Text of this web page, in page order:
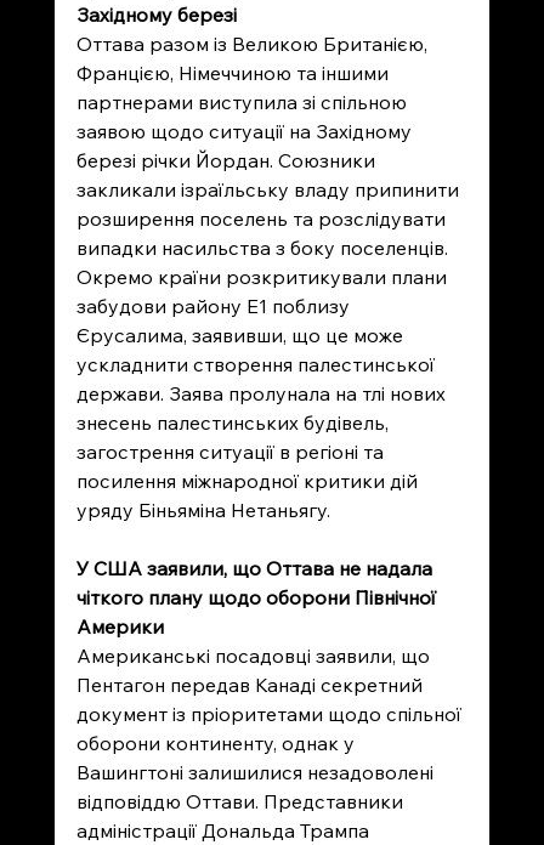
Західному березі
Оттава разом із Великою Британією,
Францією, Німеччиною та іншими
партнерами виступила зі спільною
заявою щодо ситуації на Західному
березі річки Йордан. Союзники
закликали ізраїльську владу припинити
розширення поселень та розслідувати
випадки насильства з боку поселенців.
Окремо країни розкритикували плани
забудови району E1 поблизу
Єрусалима, заявивши, що це може
ускладнити створення палестинської
держави. Заява пролунала на тлі нових
знесень палестинських будівель,
загострення ситуації в регіоні та
посилення міжнародної критики дій
уряду Біньяміна Нетаньягу.
У США заявили, що Оттава не надала
чіткого плану щодо оборони Північної
Америки
Американські посадовці заявили, що
Пентагон передав Канаді секретний
документ із пріоритетами щодо спільної
оборони континенту, однак у
Вашингтоні залишилися незадоволені
відповіддю Оттави. Представники
адміністрації Дональда Трампа